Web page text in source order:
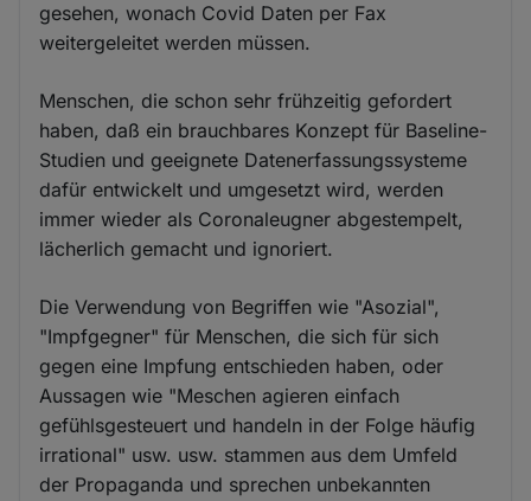
gesehen, wonach Covid Daten per Fax
weitergeleitet werden müssen.
Menschen, die schon sehr frühzeitig gefordert
haben, daß ein brauchbares Konzept für Baseline-
Studien und geeignete Datenerfassungssysteme
dafür entwickelt und umgesetzt wird, werden
immer wieder als Coronaleugner abgestempelt,
lächerlich gemacht und ignoriert.
Die Verwendung von Begriffen wie "Asozial",
"Impfgegner" für Menschen, die sich für sich
gegen eine Impfung entschieden haben, oder
Aussagen wie "Meschen agieren einfach
gefühlsgesteuert und handeln in der Folge häufig
irrational" usw. usw. stammen aus dem Umfeld
der Propaganda und sprechen unbekannten